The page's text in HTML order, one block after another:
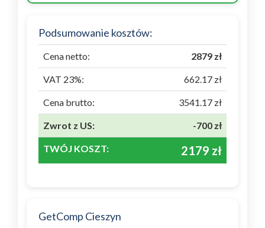
Podsumowanie kosztów:
Cena netto: 2879 zł
VAT 23%: 662.17 zł
Cena brutto: 3541.17 zł
Zwrot z US: -700 zł
TWÓJ KOSZT: 2179 zł
GetComp Cieszyn